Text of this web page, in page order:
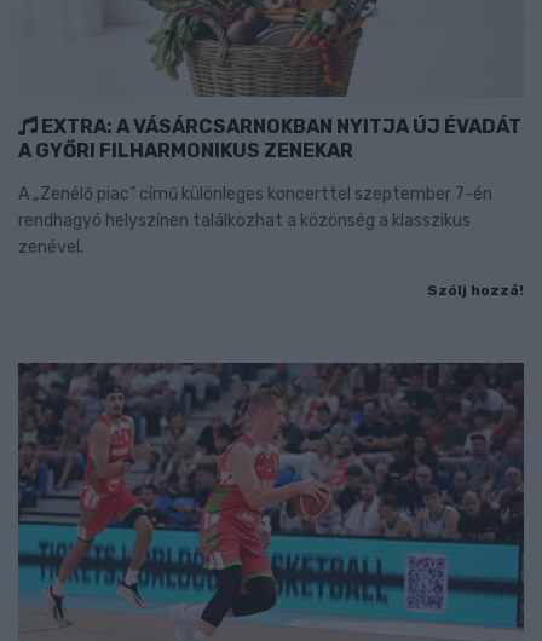
EXTRA: A VÁSÁRCSARNOKBAN NYITJA ÚJ ÉVADÁT
A GYŐRI FILHARMONIKUS ZENEKAR
A „Zenélő piac” című különleges koncerttel szeptember 7-én
rendhagyó helyszínen találkozhat a közönség a klasszikus
zenével.
Szólj hozzá!